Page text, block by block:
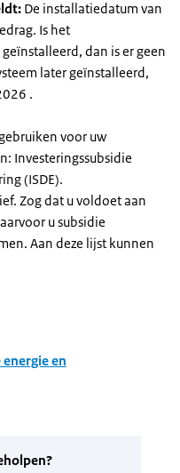
De installatiedatum van
Is het
dan is er geen
later geïnstalleerd,
.
voor uw
Investeringssubsidie
(ISDE).
Zog dat u voldoet aan
u subsidie
Aan deze lijst kunnen
en